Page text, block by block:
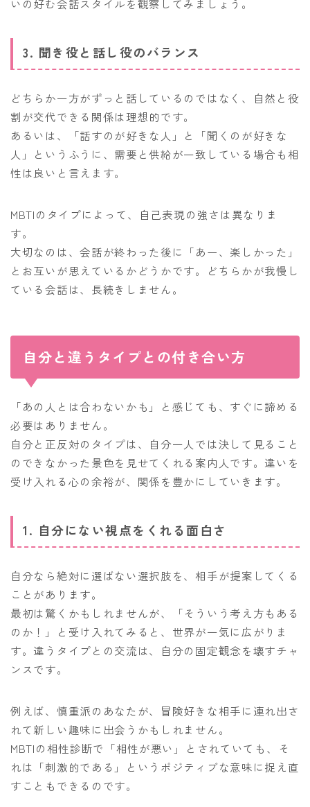
いの好む会話スタイルを観察してみましょう。
3. 聞き役と話し役のバランス
どちらか一方がずっと話しているのではなく、自然と役
割が交代できる関係は理想的です。
あるいは、「話すのが好きな人」と「聞くのが好きな
人」というふうに、需要と供給が一致している場合も相
性は良いと言えます。
MBTIのタイプによって、自己表現の強さは異なりま
す。
大切なのは、会話が終わった後に「あー、楽しかった」
とお互いが思えているかどうかです。どちらかが我慢し
ている会話は、長続きしません。
自分と違うタイプとの付き合い方
「あの人とは合わないかも」と感じても、すぐに諦める
必要はありません。
自分と正反対のタイプは、自分一人では決して見ること
のできなかった景色を見せてくれる案内人です。違いを
受け入れる心の余裕が、関係を豊かにしていきます。
1. 自分にない視点をくれる面白さ
自分なら絶対に選ばない選択肢を、相手が提案してくる
ことがあります。
最初は驚くかもしれませんが、「そういう考え方もある
のか！」と受け入れてみると、世界が一気に広がりま
す。違うタイプとの交流は、自分の固定観念を壊すチャ
ンスです。
例えば、慎重派のあなたが、冒険好きな相手に連れ出さ
れて新しい趣味に出会うかもしれません。
MBTIの相性診断で「相性が悪い」とされていても、そ
れは「刺激的である」というポジティブな意味に捉え直
すこともできるのです。